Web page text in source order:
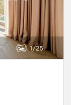
1 25